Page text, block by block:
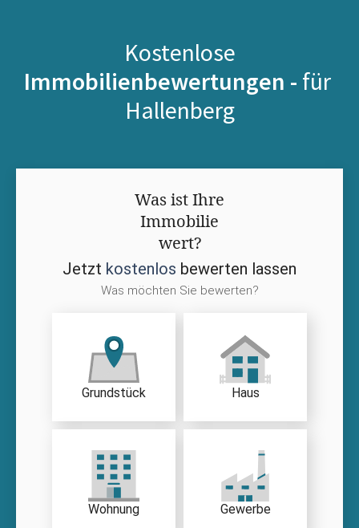
Kostenlose
Immobilienbewertungen - für
Hallenberg
Was ist Ihre
Immobilie
wert?
Jetzt kostenlos bewerten lassen
Was möchten Sie bewerten?
Grundstück Haus
Wohnung Gewerbe